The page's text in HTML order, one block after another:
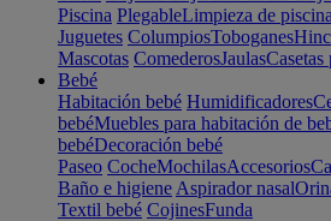
Piscina PlegableLimpieza de
Juguetes ColumpiosToboganes
Mascotas ComederosJaulasCasetas
Bebé
Habitación bebé Humidificadores
bebéMuebles para habitación de
bebéDecoración bebé
Paseo CocheMochilasAccesorios
Baño e higiene Aspirador nasal
Textil bebé CojinesFunda